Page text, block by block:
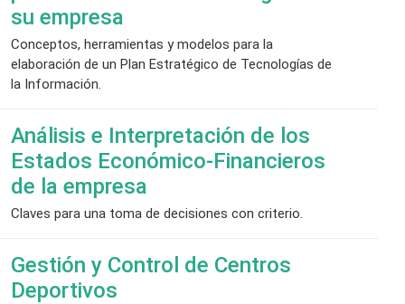
su empresa
Conceptos, herramientas y modelos para la
elaboración de un Plan Estratégico de Tecnologías de
la Información.
Análisis e Interpretación de los
Estados Económico-Financieros
de la empresa
Claves para una toma de decisiones con criterio.
Gestión y Control de Centros
Deportivos